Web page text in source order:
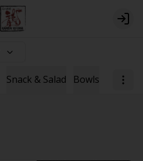
Login
Snack & Salad Bowls